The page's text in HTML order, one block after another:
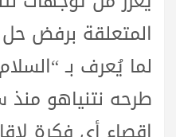
المتعلقة برفض حل
لما يُعرف بـ
طرحه نتنياهو